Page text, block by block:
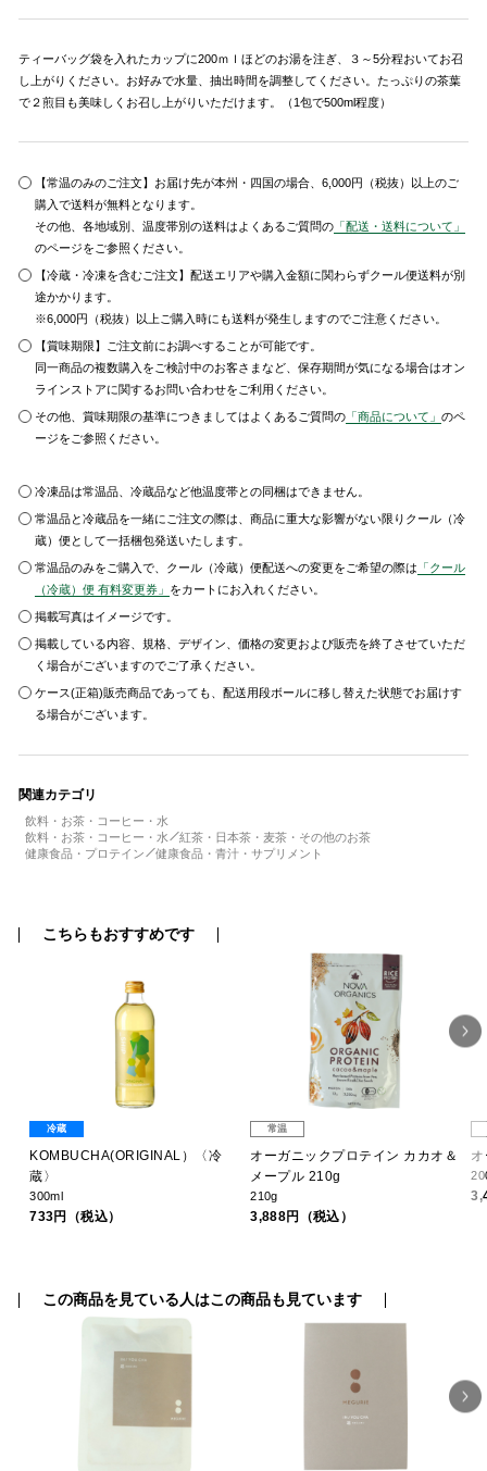
ティーバッグ袋を入れたカップに200ｍｌほどのお湯を注ぎ、３～5分程おいてお召
し上がりください。お好みで水量、抽出時間を調整してください。たっぷりの茶葉
で２煎目も美味しくお召し上がりいただけます。（1包で500ml程度）
【常温のみのご注文】お届け先が本州・四国の場合、6,000円（税抜）以上のご
購入で送料が無料となります。
その他、各地域別、温度帯別の送料はよくあるご質問の 「配送・送料について」
のページをご参照ください。
【冷蔵・冷凍を含むご注文】配送エリアや購入金額に関わらずクール便送料が別
途かかります。
※6,000円（税抜）以上ご購入時にも送料が発生しますのでご注意ください。
【賞味期限】ご注文前にお調べすることが可能です。
同一商品の複数購入をご検討中のお客さまなど、保存期間が気になる場合はオン
ラインストアに関するお問い合わせをご利用ください。
その他、賞味期限の基準につきましてはよくあるご質問の 「商品について」のペ
ージをご参照ください。
冷凍品は常温品、冷蔵品など他温度帯との同梱はできません。
常温品と冷蔵品を一緒にご注文の際は、商品に重大な影響がない限りクール（冷
蔵）便として一括梱包発送いたします。
常温品のみをご購入で、クール（冷蔵）便配送への変更をご希望の際は 「クール
（冷蔵）便 有料変更券」 をカートにお入れください。
掲載写真はイメージです。
掲載している内容、規格、デザイン、価格の変更および販売を終了させていただ
く場合がございますのでご了承ください。
ケース(正箱)販売商品であっても、配送用段ボールに移し替えた状態でお届けす
る場合がございます。
関連カテゴリ
飲料・お茶・コーヒー・水
飲料・お茶・コーヒー・水
紅茶・日本茶・麦茶・その他のお茶
健康食品・プロテイン
健康食品・青汁・サプリメント
こちらもおすすめです
冷蔵
KOMBUCHA(ORIGINAL）〈冷
蔵〉
300ml
733円（税込）
常温
オーガニックプロテイン カカオ＆
メープル 210g
210g
3,888円（税込）
この商品を見ている人はこの商品も見ています